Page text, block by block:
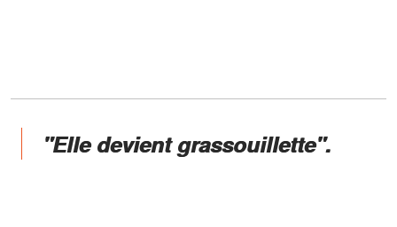
"Elle devient grassouillette".